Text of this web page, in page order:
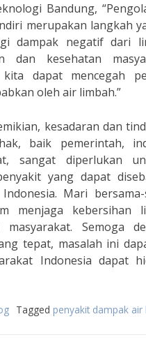
Bandung,
merupakan langkah
dampak negatif dari
dan kesehatan
kita dapat mencegah
oleh air limbah.”
kesadaran dan
baik pemerintah,
sangat diperlukan
yang dapat
Mari
menjaga kebersihan
masyarakat. Semoga
tepat, masalah ini
Indonesia dapat
Tagged penyakit dampak air